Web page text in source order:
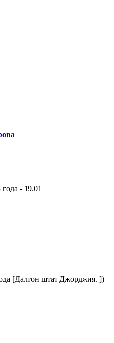
- 19.01
[Далтон штат Джорджия. ])